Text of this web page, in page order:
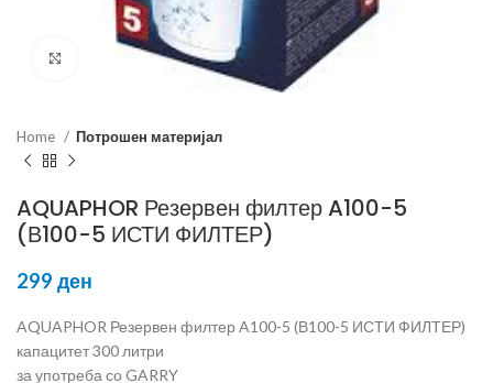
Click to enlarge
Home Потрошен материјал
AQUAPHOR Резервен филтер A100-5
(В100-5 ИСТИ ФИЛТЕР)
299 ден
AQUAPHOR Резервен филтер A100-5 (В100-5 ИСТИ ФИЛТЕР)
капацитет 300 литри
за употреба со GARRY